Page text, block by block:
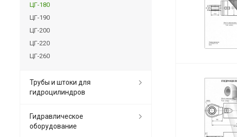
ЦГ-180
ЦГ-190
ЦГ-200
ЦГ-220
ЦГ-260
Трубы и штоки для
гидроцилиндров
Гидравлическое
оборудование